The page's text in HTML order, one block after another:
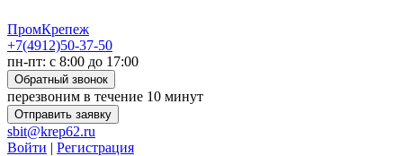
ПромКрепеж
+7(4912)50-37-50
пн-пт: с 8:00 до 17:00
Обратный звонок
перезвоним в течение 10 минут
Отправить заявку
sbit@krep62.ru
Войти | Регистрация